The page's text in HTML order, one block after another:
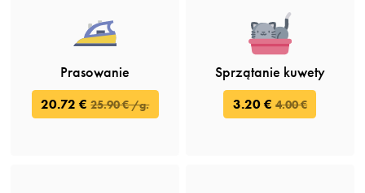
Prasowanie
20.72 € 25.90 € /g.
Sprzątanie kuwety
3.20 € 4.00 €